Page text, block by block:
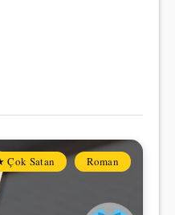
Çok Satan Roman